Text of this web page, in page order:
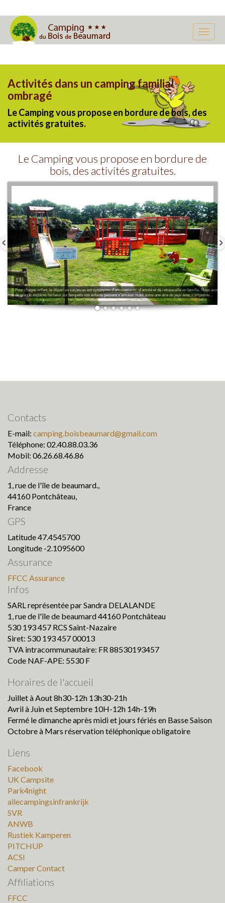
Activités dans un camping familial
ombragé
Le Camping vous propose en bordure de bois, des
activités gratuites.
Le Camping vous propose en bordure de
bois, des activités gratuites.
13
Pour chaque enfant, le départ en vacances est synonyme d'amusements, d'amitié et de retrouvaille en famille. Nous avons
de grands espaces herbeux sur lesquels vos enfants peuvent s'amuser mais aussi une aire de jeux avec trampoline...
Contacts
E-mail: camping.boisbeaumard@gmail.com
Téléphone: 02.40.88.03.36
Mobil: 06.26.68.46.86
Addresse
1, rue de l'île de beaumard.,
44160 Pontchâteau,
France
GPS
Latitude 47.4545700
Longitude -2.1095600
Assurance
FFCC Assurance
Infos
SARL représentée par Sandra DELALANDE
1, rue de l'île de beaumard 44160 Pontchâteau
530 193 457 RCS Saint-Nazaire
Siret: 530 193 457 00013
TVA intracommunautaire: FR 88530193457
Code NAF-APE: 5530 F
Horaires de l'accueil
Juillet à Aout 8h30-12h 13h30-21h
Avril à Juin et Septembre 10H-12h 14h-19h
Fermé le dimanche après midi et jours fériés en Basse Saison
Octobre à Mars réservation téléphonique obligatoire
Liens
Facebook
UK Campsite
Park4night
allecampingsinfrankrijk
SVR
ANWB
Rustiek Kamperen
PITCHUP
ACSI
Camper Contact
Affiliations
FFCC